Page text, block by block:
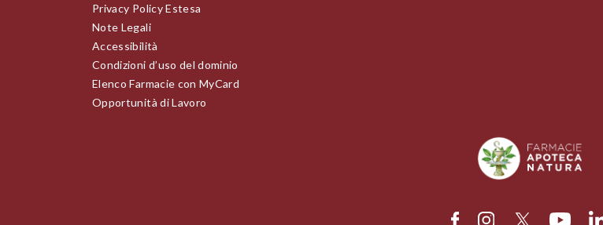
Privacy Policy Estesa
Note Legali
Accessibilità
Condizioni d’uso del dominio
Elenco Farmacie con MyCard
Opportunità di Lavoro